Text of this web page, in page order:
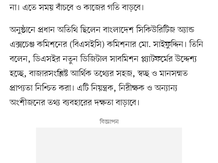
না। এতে সময় বাঁচবে ও কাজের গতি বাড়বে।
অনুষ্ঠানে প্রধান অতিথি ছিলেন বাংলাদেশ সিকিউরিটিজ অ্যান্ড
এক্সচেঞ্জ কমিশনের (বিএসইসি) কমিশনার মো. সাইফুদ্দিন। তিনি
বলেন, ডিএসইর নতুন ডিজিটাল সাবমিশন প্ল্যাটফর্মের উদ্দেশ্য
হচ্ছে, বাজারসংশ্লিষ্ট আর্থিক তথ্যের সহজ, স্বচ্ছ ও মানসম্মত
প্রাপ্যতা নিশ্চিত করা। এটি নিয়ন্ত্রক, নিরীক্ষক ও অন্যান্য
অংশীজনের তথ্য ব্যবহারের দক্ষতা বাড়াবে।